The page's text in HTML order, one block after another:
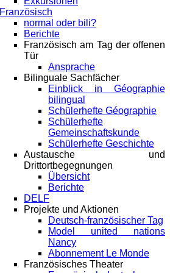
Französisch
normal oder bili?
Berichte
Französisch am Tag der offenen
Tür
Ansprache
Bilinguale Sachfächer
Einblick in Géographie
bilingual
Schülerhefte Géographie
Schülerhefte
Gemeinschaftskunde
Schülerhefte Geschichte
Austausche und
Drittortbegegnungen
Übersicht
Berichte
DELF
Projekte und Aktionen
Deutsch-französischer Tag
Model united nations
Nancy
Abonnement Le Monde
Französisches Theater